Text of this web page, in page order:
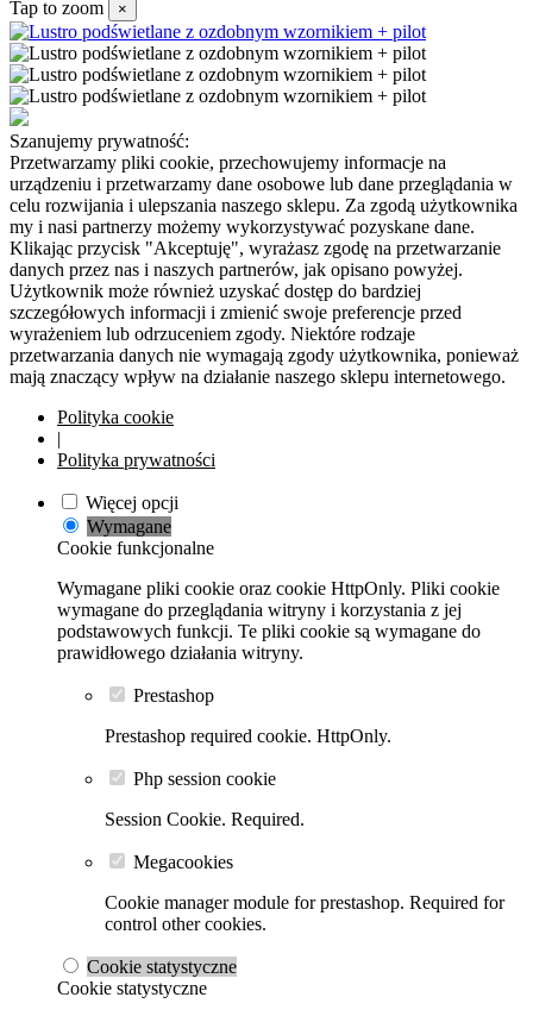
Tap to zoom
×
Szanujemy prywatność:
Przetwarzamy pliki cookie, przechowujemy informacje na
urządzeniu i przetwarzamy dane osobowe lub dane przeglądania w
celu rozwijania i ulepszania naszego sklepu. Za zgodą użytkownika
my i nasi partnerzy możemy wykorzystywać pozyskane dane.
Klikając przycisk "Akceptuję", wyrażasz zgodę na przetwarzanie
danych przez nas i naszych partnerów, jak opisano powyżej.
Użytkownik może również uzyskać dostęp do bardziej
szczegółowych informacji i zmienić swoje preferencje przed
wyrażeniem lub odrzuceniem zgody. Niektóre rodzaje
przetwarzania danych nie wymagają zgody użytkownika, ponieważ
mają znaczący wpływ na działanie naszego sklepu internetowego.
Polityka cookie
|
Polityka prywatności
Więcej opcji
Wymagane
Cookie funkcjonalne
Wymagane pliki cookie oraz cookie HttpOnly. Pliki cookie
wymagane do przeglądania witryny i korzystania z jej
podstawowych funkcji. Te pliki cookie są wymagane do
prawidłowego działania witryny.
Prestashop
Prestashop required cookie. HttpOnly.
Php session cookie
Session Cookie. Required.
Megacookies
Cookie manager module for prestashop. Required for
control other cookies.
Cookie statystyczne
Cookie statystyczne